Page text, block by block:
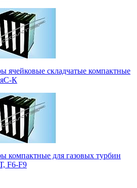
ячейковые складчатые компактные
К
компактные для газовых турбин
F6-F9